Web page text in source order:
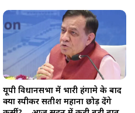
यूपी विधानसभा में भारी हंगामे के बाद
क्या स्पीकर सतीश महाना छोड़ देंगे